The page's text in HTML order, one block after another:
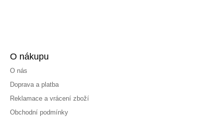
O nákupu
O nás
Doprava a platba
Reklamace a vrácení zboží
Obchodní podmínky